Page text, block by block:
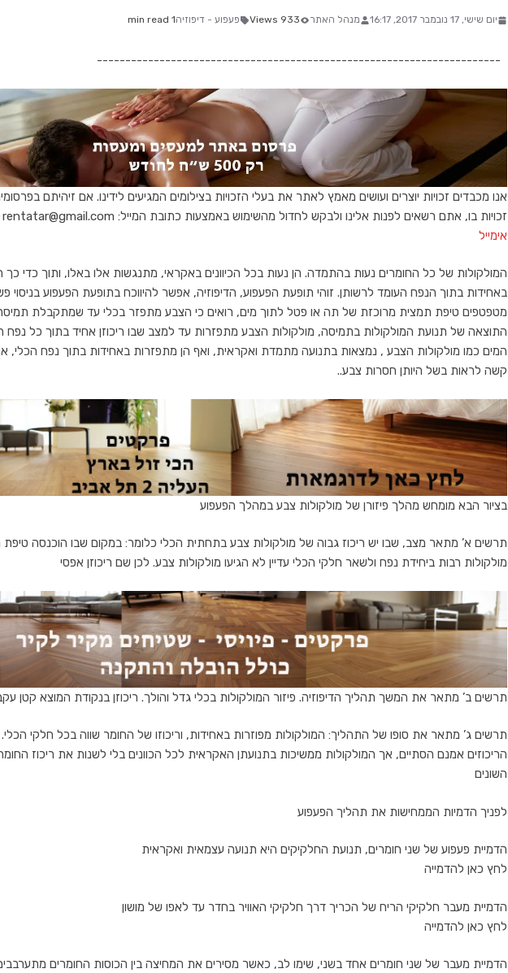
יום שישי, 17 נובמבר 2017, 16:17 מנהל האתר 933 Views פעפוע - דיפוזיה1 min read
-----------------------------------------------------------------------
אנו מכבדים זכויות יוצרים ועושים מאמץ לאתר את בעלי הזכויות בצילומים המגיעים לידינו. אם זיהיתם
זכויות בו, אתם רשאים לפנות אלינו ולבקש לחדול מהשימוש באמצעות כתובת המייל: rentatar@gmail.com -
אימייל
המולקולות של כל החומרים נעות בהתמדה. הן נעות בכל הכיוונים באקראי, מתנגשות אלו באלו, ותוך כדי כך
באחידות בתוך הנפח העומד לרשותן. זוהי תופעת הפעפוע, הדיפוזיה, אפשר להיווכח בתופעת הפעפוע בניסוי
מטפטפים טיפת תמצית מרוכזת של תה או פטל לתוך מים, רואים כי הצבע מתפזר בכלי עד שמתקבלת תמיסה
התוצאה של תנועת המולקולות בתמיסה, מולקולות הצבע מתפזרות עד למצב שבו ריכוזן אחיד בתוך כל נפח
המים כמו מולקולות הצבע , נמצאות בתנועה מתמדת ואקראית, ואף הן מתפזרות באחידות בתוך נפח הכלי,
קשה לראות בשל היותן חסרות צבע..
בציור הבא מומחש מהלך פיזורן של מולקולות צבע במהלך הפעפוע
תרשים א’ מתאר מצב, שבו יש ריכוז גבוה של מולקולות צבע בתחתית הכלי כלומר: במקום שבו הוכנסה
מולקולות רבות ביחידת נפח ולשאר חלקי הכלי עדיין לא הגיעו מולקולות צבע. לכן שם ריכוזן אפסי
תרשים ב’ מתאר את המשך תהליך הדיפוזיה. פיזור המולקולות בכלי גדל והולך. ריכוזן בנקודת המוצא קטן עקב
תרשים ג’ מתאר את סופו של התהליך: המולקולות מפוזרות באחידות, וריכוזו של החומר שווה בכל חלקי
הריכוזים אמנם הסתיים, אך המולקולות ממשיכות בתנועתן האקראית לכל הכוונים בלי לשנות את ריכוז
השונים
לפניך הדמיות הממחישות את תהליך הפעפוע
הדמיית פעפוע של שני חומרים, תנועת החלקיקים היא תנועה עצמאית ואקראית
לחץ כאן להדמייה
הדמיית מעבר חלקיקי הריח של הכריך דרך חלקיקי האוויר בחדר עד לאפו של מושון
לחץ כאן להדמייה
הדמיית מעבר של שני חומרים אחד בשני, שימו לב, כאשר מסירים את המחיצה בין הכוסות החומרים